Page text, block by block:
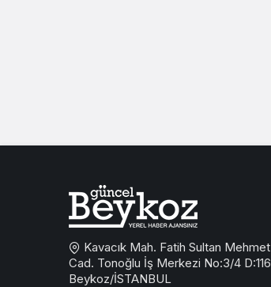
Kavacık Mah. Fatih Sultan Mehmet
Cad. Tonoğlu İş Merkezi No:3/4 D:116
Beykoz/İSTANBUL